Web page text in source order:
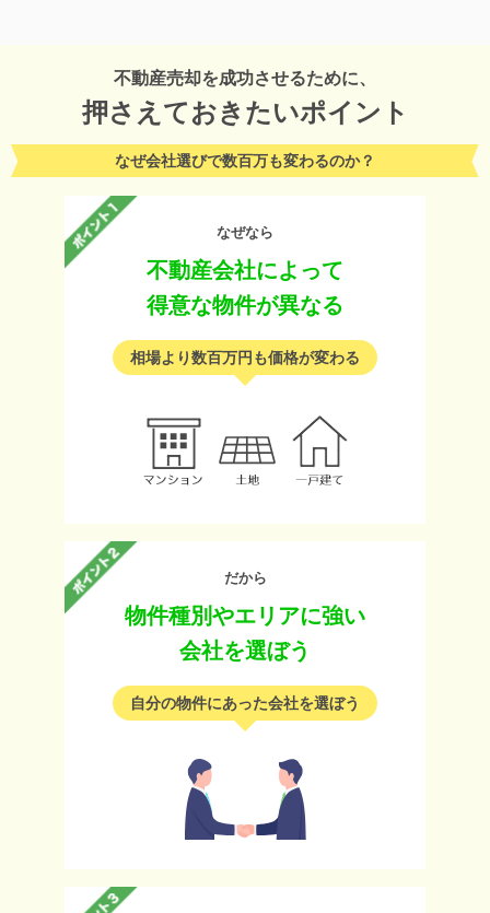
不動産売却を成功させるために、
押さえておきたいポイント
なぜ会社選びで数百万も変わるのか？
なぜなら
不動産会社によって
得意な物件が異なる
相場より数百万円も価格が変わる
だから
物件種別やエリアに強い
会社を選ぼう
自分の物件にあった会社を選ぼう